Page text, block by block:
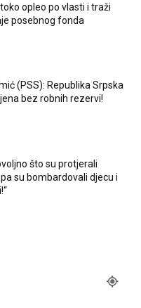
opleo po vlasti i traži
posebnog fonda
(PSS): Republika Srpska
bez robnih rezervi!
što su protjerali
su bombardovali djecu i